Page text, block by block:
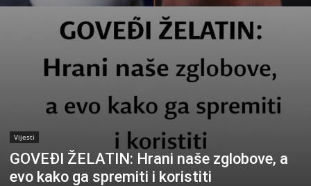
Vijesti
GOVEĐI ŽELATIN: Hrani naše zglobove, a
evo kako ga spremiti i koristiti